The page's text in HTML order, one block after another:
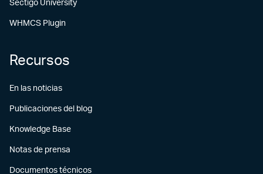
Sectigo University
WHMCS Plugin
Recursos
En las noticias
Publicaciones del blog
Knowledge Base
Notas de prensa
Documentos técnicos